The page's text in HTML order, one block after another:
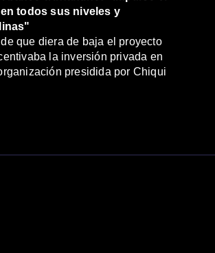
todos sus niveles y
de que diera de baja el proyecto
la inversión privada en
presidida por Chiqui